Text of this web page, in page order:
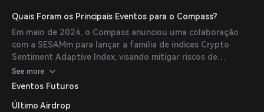
Quais Foram os Principais Eventos para o Compass?
Em maio de 2024, o Compass anunciou uma colaboração
com a SESAMm para lançar a família de índices Crypto
Sentiment Adaptive Index, visando mitigar riscos de
mercado em investimentos em criptomoedas.
See more
Eventos Futuros
Último Airdrop